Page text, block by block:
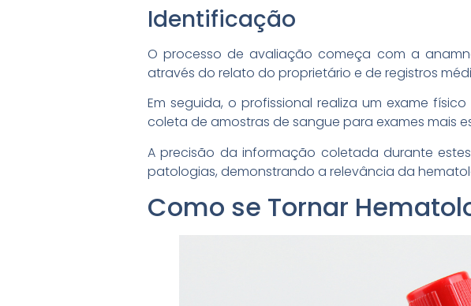
Identificação
O processo de avaliação começa com a
através do relato do proprietário e de registros
Em seguida, o profissional realiza um exame
coleta de amostras de sangue para exames mais
A precisão da informação coletada durante
patologias, demonstrando a relevância da
Como se Tornar